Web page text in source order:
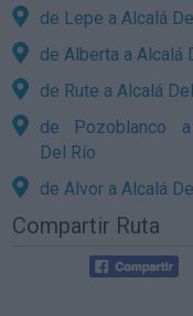
de Lepe a Alcalá
de Alberta a Alcalá
de Rute a Alcalá
de Pozoblanco
Del Río
de Alvor a Alcalá
Compartir Ruta